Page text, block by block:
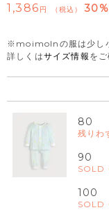
1,386 税込
※moimolnの服は少し
詳しくはサイズ情報 を
80
残りわ
90
SOLD
100
SOLD